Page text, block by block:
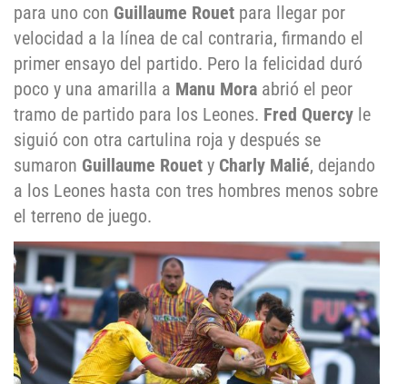
para uno con Guillaume Rouet para llegar por
velocidad a la línea de cal contraria, firmando el
primer ensayo del partido. Pero la felicidad duró
poco y una amarilla a Manu Mora abrió el peor
tramo de partido para los Leones. Fred Quercy le
siguió con otra cartulina roja y después se
sumaron Guillaume Rouet y Charly Malié, dejando
a los Leones hasta con tres hombres menos sobre
el terreno de juego.